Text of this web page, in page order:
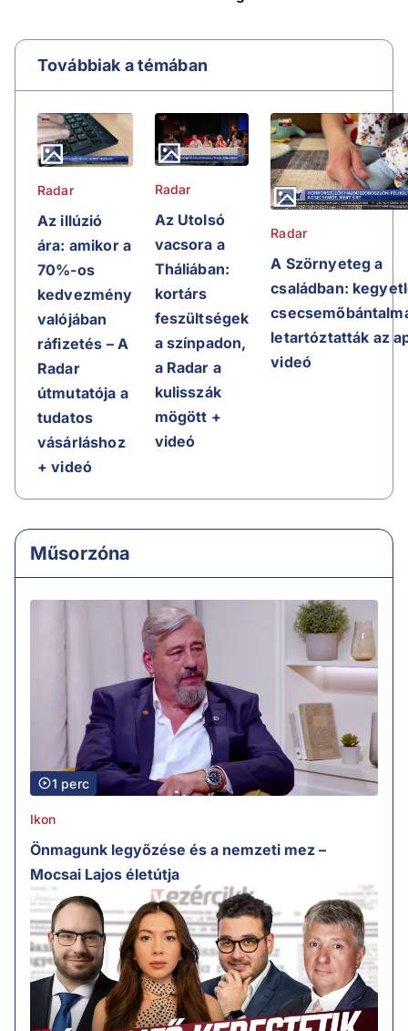
Továbbiak a témában
Radar
Az illúzió
ára: amikor a
70%-os
kedvezmény
valójában
ráfizetés – A
Radar
útmutatója a
tudatos
vásárláshoz
+ videó
Radar
Az Utolsó
vacsora a
Tháliában:
kortárs
feszültségek
a színpadon,
a Radar a
kulisszák
mögött +
videó
Radar
A Szörnyeteg a
családban:
letartóztatták az
videó
Műsorzóna
1 perc
Ikon
Önmagunk legyőzése és a nemzeti mez –
Mocsai Lajos életútja